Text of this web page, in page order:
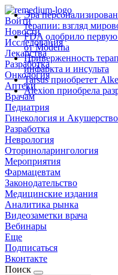
Войти
Новости
Исследования
Лекарства
Разработка
Онкология
Аптеки
Врачам
Педиатрия
Гинекология и Акушерство
Разработка
Неврология
Оториноларингология
Мероприятия
Фармацевтам
Законодательство
Медицинские издания
Аналитика рынка
Видеозаметки врача
Вебинары
Еще
Подписаться
Вконтакте
Поиск
Эра
терапии: взгляд
FDA одобрило
от Moderna
Приверженность
инфаркта и инсульта
Tarsus приобретет
Alexion приобрела